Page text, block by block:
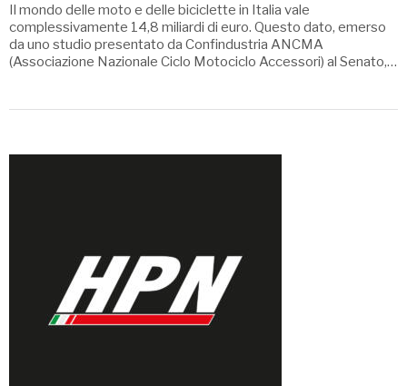
Il mondo delle moto e delle biciclette in Italia vale
complessivamente 14,8 miliardi di euro. Questo dato, emerso
da uno studio presentato da Confindustria ANCMA
(Associazione Nazionale Ciclo Motociclo Accessori) al Senato,…